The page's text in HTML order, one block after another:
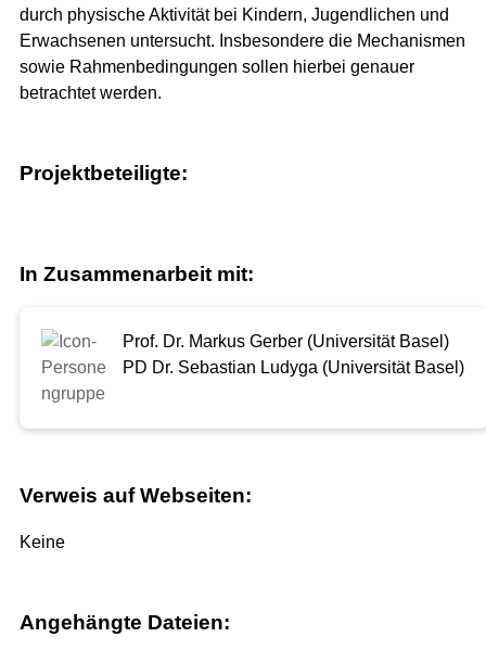
durch physische Aktivität bei Kindern, Jugendlichen und
Erwachsenen untersucht. Insbesondere die Mechanismen
sowie Rahmenbedingungen sollen hierbei genauer
betrachtet werden.
Projektbeteiligte:
In Zusammenarbeit mit:
Prof. Dr. Markus Gerber (Universität Basel)
PD Dr. Sebastian Ludyga (Universität Basel)
Verweis auf Webseiten:
Keine
Angehängte Dateien: